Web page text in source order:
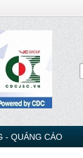
- QUẢNG CÁO